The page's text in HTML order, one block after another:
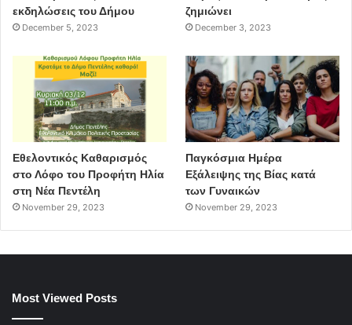
εκδηλώσεις του Δήμου
December 5, 2023
ζημιώνει
December 3, 2023
Εθελοντικός Καθαρισμός
στο Λόφο του Προφήτη Ηλία
στη Νέα Πεντέλη
November 29, 2023
Παγκόσμια Ημέρα
Εξάλειψης της Βίας κατά
των Γυναικών
November 29, 2023
Most Viewed Posts